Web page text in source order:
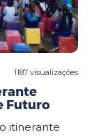
1187 visualizações
Futuro
itinerante